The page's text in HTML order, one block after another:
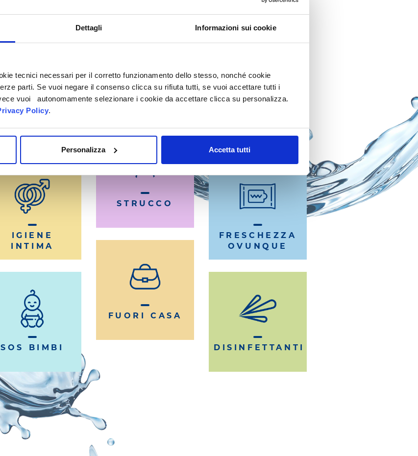
Dettagli Informazioni sui cookie
tecnici necessari per il corretto funzionamento dello stesso, nonché cookie
parti. Se vuoi negare il consenso clicca su rifiuta tutti, se vuoi accettare tutti i
vuoi autonomamente selezionare i cookie da accettare clicca su personalizza.
Policy.
Personalizza Accetta tutti
MILLEAPP
STAI CERCANDO?
IGIENE
INTIMA
STRUCCO
FRESCHEZZA
OVUNQUE
SOS BIMBI
FUORI CASA
DISINFETTANTI